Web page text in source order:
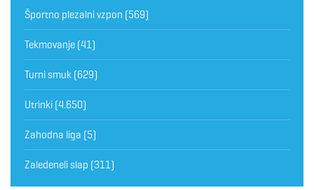
Športno plezalni vzpon (569)
Tekmovanje (41)
Turni smuk (629)
Utrinki (4.650)
Zahodna liga (5)
Zaledeneli slap (311)